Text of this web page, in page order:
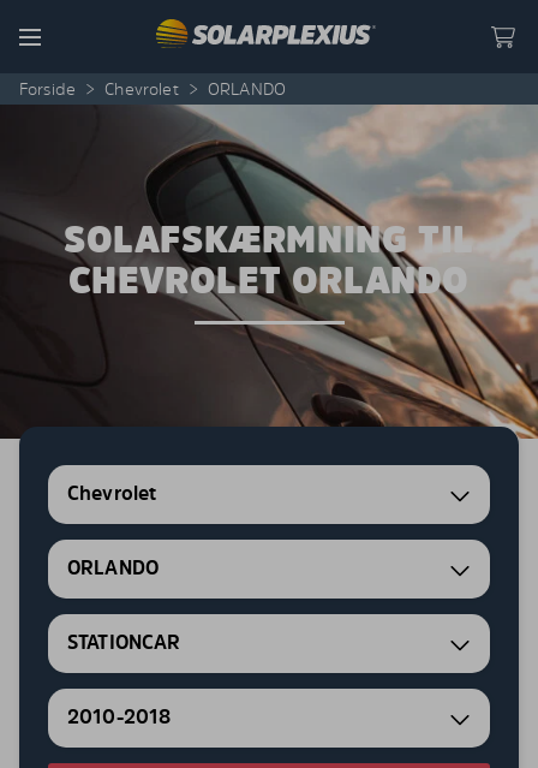
Menu
Forside > Chevrolet > ORLANDO
SOLAFSKÆRMNING TIL
CHEVROLET ORLANDO
Chevrolet
ORLANDO
STATIONCAR
2010-2018